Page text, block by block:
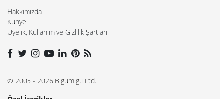
Hakkımızda
Künye
Üyelik, Kullanım ve Gizlilik Şartları
© 2005 - 2026 Bigumigu Ltd.